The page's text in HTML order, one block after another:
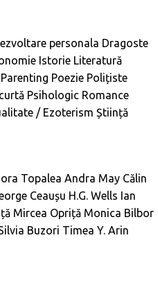
personala Dragoste
Istorie Literatură
Parenting Poezie Polițiste
Psihologic Romance
/ Ezoterism Știință
Topalea Andra May Călin
Ceaușu H.G. Wells Ian
Mircea Opriță Monica Bilbor
Buzori Timea Y. Arin